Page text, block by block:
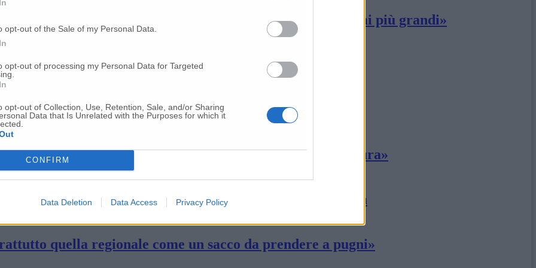
opt-out of the Sale of my Personal Data.
opt-out of processing my Personal Data for Targeted
opt-out of Collection, Use, Retention, Sale, and/or Sharing
Data that Is Unrelated with the Purposes for which it
CONFIRM
Data Deletion Data Access Privacy Policy
prima del giudizio del Tar potrebbe generare problemi più grandi»
Sbrozzola: parere favorevole dell’Anas
Osimo si sta isolando su tutto»
scrive ad Acquaroli «per siglare un patto di legislatura»
ordine del giorno ritirato e niente voto nella Sala Gialla
quella regionale come un sacco da prendere a pugni»